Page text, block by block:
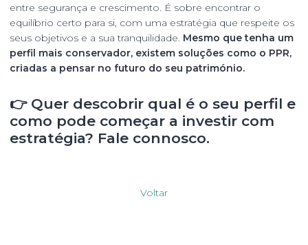
entre segurança e crescimento. É sobre encontrar o
equilíbrio certo para si, com uma estratégia que respeite os
seus objetivos e a sua tranquilidade. Mesmo que tenha um
perfil mais conservador, existem soluções como o PPR,
criadas a pensar no futuro do seu património.
👉 Quer descobrir qual é o seu perfil e
como pode começar a investir com
estratégia? Fale connosco.
Voltar